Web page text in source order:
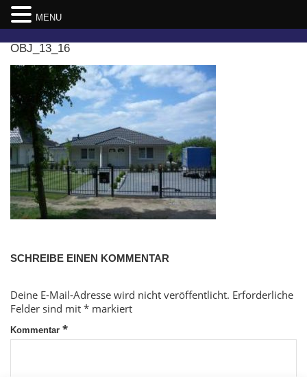
content
OBJ_13_16
SCHREIBE EINEN KOMMENTAR
Deine E-Mail-Adresse wird nicht veröffentlicht. Erforderliche
Felder sind mit * markiert
Kommentar *
MENU